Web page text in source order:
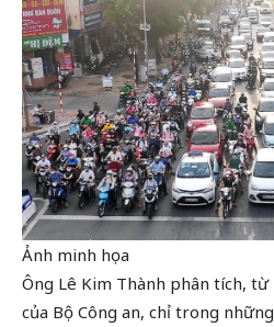
Ảnh minh họa
Ông Lê Kim Thành phân tích, từ
của Bộ Công an, chỉ trong